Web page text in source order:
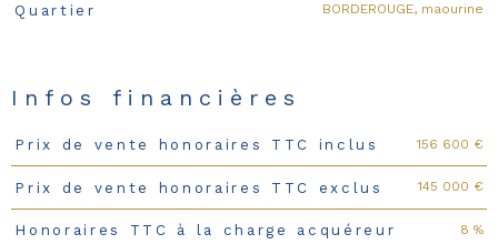
Quartier BORDEROUGE, maourine
Infos financières
Caractéristiques Valeurs
Prix de vente honoraires TTC inclus 156 600 €
Prix de vente honoraires TTC exclus 145 000 €
Honoraires TTC à la charge acquéreur 8 %